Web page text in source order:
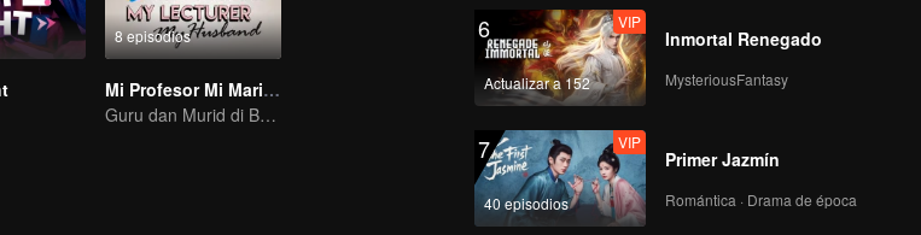
VIP EP05B: Bittersweet 17
VIP EP06A: Bittersweet 17
8 episodios
Mi Profesor Mi Marido
Guru dan Murid di Bawah Satu Atap
6
Actualizar a 152
VIP
Inmortal Renegado
MysteriousFantasy
7
40 episodios
VIP
Primer Jazmín
Romántica · Drama de época